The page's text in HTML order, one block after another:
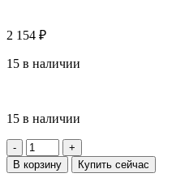
2 154 ₽
15 в наличии
15 в наличии
В корзину Купить сейчас